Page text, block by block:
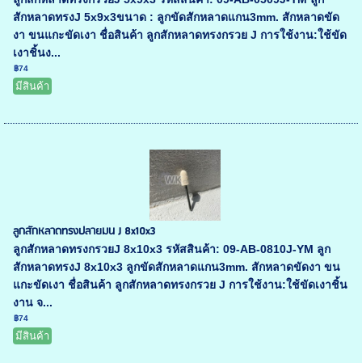
สักหลาดทรงJ 5x9x3ขนาด : ลูกขัดสักหลาดแกน3mm. สักหลาดขัด
งา ขนแกะขัดเงา ชื่อสินค้า ลูกสักหลาดทรงกรวย J การใช้งาน:ใช้ขัด
เงาชิ้นง...
฿74
มีสินค้า
ลูกสักหลาดทรงปลายมน J 8x10x3
ลูกสักหลาดทรงกรวยJ 8x10x3 รหัสสินค้า: 09-AB-0810J-YM ลูก
สักหลาดทรงJ 8x10x3 ลูกขัดสักหลาดแกน3mm. สักหลาดขัดงา ขน
แกะขัดเงา ชื่อสินค้า ลูกสักหลาดทรงกรวย J การใช้งาน:ใช้ขัดเงาชิ้น
งาน จ...
฿74
มีสินค้า